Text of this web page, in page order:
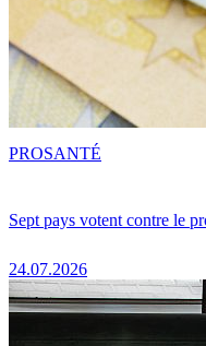
Sept pays votent contre le
24.07.2026
PROSANTÉ